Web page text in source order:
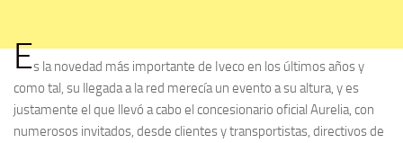
Es la novedad más importante de Iveco en los últimos años y
como tal, su llegada a la red merecía un evento a su altura, y es
justamente el que llevó a cabo el concesionario oficial Aurelia, con
numerosos invitados, desde clientes y transportistas, directivos de